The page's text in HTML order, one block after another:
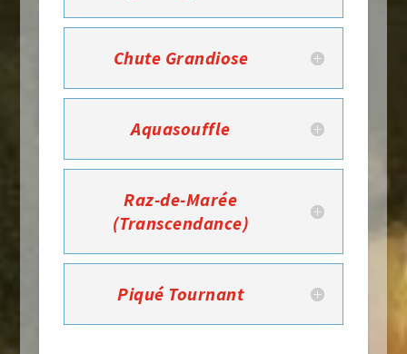
Chute Grandiose
Aquasouffle
Raz-de-Marée
(Transcendance)
Piqué Tournant